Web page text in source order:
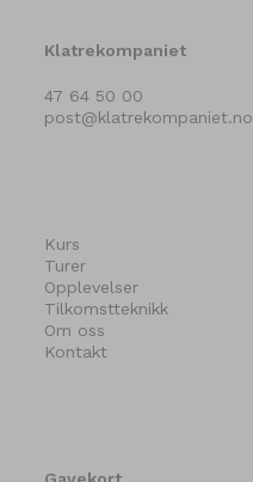
Klatrekompaniet
47 64 50 00
post@klatrekompaniet.no
Kurs
Turer
Opplevelser
Tilkomstteknikk
Om oss
Kontakt